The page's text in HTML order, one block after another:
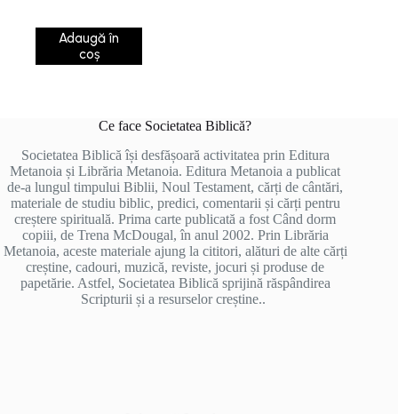
Adaugă în
coș
Ce face Societatea Biblică?
Societatea Biblică își desfășoară activitatea prin Editura
Metanoia și Librăria Metanoia. Editura Metanoia a publicat
de-a lungul timpului Biblii, Noul Testament, cărți de cântări,
materiale de studiu biblic, predici, comentarii și cărți pentru
creștere spirituală. Prima carte publicată a fost Când dorm
copiii, de Trena McDougal, în anul 2002. Prin Librăria
Metanoia, aceste materiale ajung la cititori, alături de alte cărți
creștine, cadouri, muzică, reviste, jocuri și produse de
papetărie. Astfel, Societatea Biblică sprijină răspândirea
Scripturii și a resurselor creștine..